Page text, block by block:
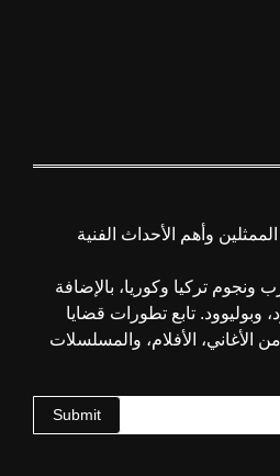
وأهم الأحداث الفنية
ونجوم تركيا وكوريا، بالإضافة
وبوليوود. تابع تطورات قضايا
الأغاني، الأفلام، والمسلسلات
Submit